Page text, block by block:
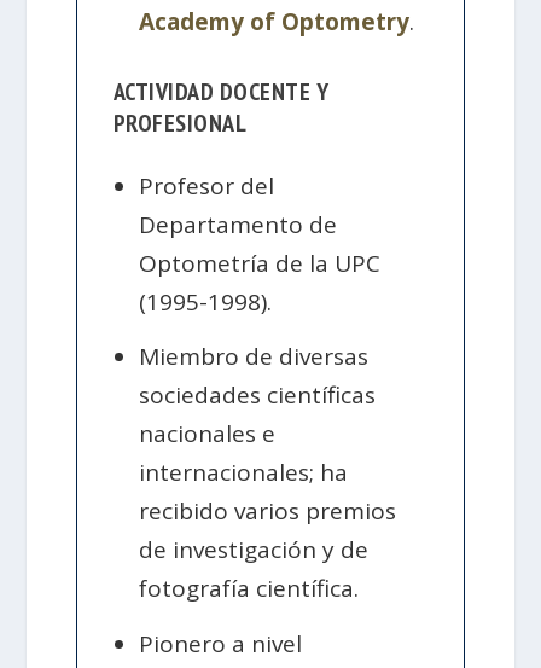
Academy of Optometry.
ACTIVIDAD DOCENTE Y
PROFESIONAL
Profesor del
Departamento de
Optometría de la UPC
(1995-1998).
Miembro de diversas
sociedades científicas
nacionales e
internacionales; ha
recibido varios premios
de investigación y de
fotografía científica.
Pionero a nivel